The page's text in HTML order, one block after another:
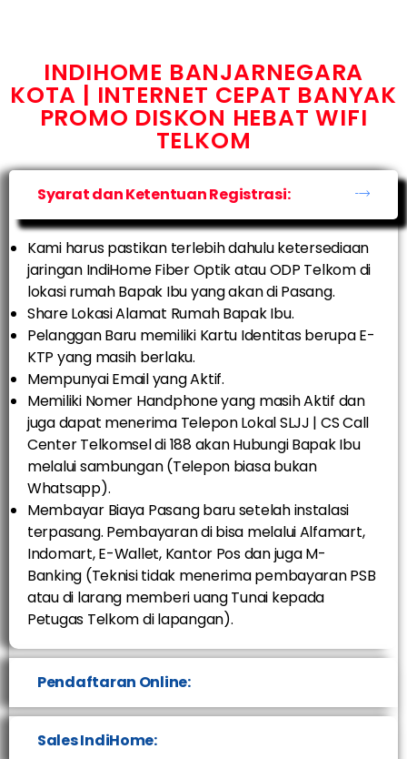
INDIHOME BANJARNEGARA
KOTA | INTERNET CEPAT BANYAK
PROMO DISKON HEBAT WIFI
TELKOM
Syarat dan Ketentuan Registrasi:
Kami harus pastikan terlebih dahulu ketersediaan
jaringan IndiHome Fiber Optik atau ODP Telkom di
lokasi rumah Bapak Ibu yang akan di Pasang.
Share Lokasi Alamat Rumah Bapak Ibu.
Pelanggan Baru memiliki Kartu Identitas berupa E-
KTP yang masih berlaku.
Mempunyai Email yang Aktif.
Memiliki Nomer Handphone yang masih Aktif dan
juga dapat menerima Telepon Lokal SLJJ | CS Call
Center Telkomsel di 188 akan Hubungi Bapak Ibu
melalui sambungan (Telepon biasa bukan
Whatsapp).
Membayar Biaya Pasang baru setelah instalasi
terpasang. Pembayaran di bisa melalui Alfamart,
Indomart, E-Wallet, Kantor Pos dan juga M-
Banking (Teknisi tidak menerima pembayaran PSB
atau di larang memberi uang Tunai kepada
Petugas Telkom di lapangan).
Pendaftaran Online:
Sales IndiHome: